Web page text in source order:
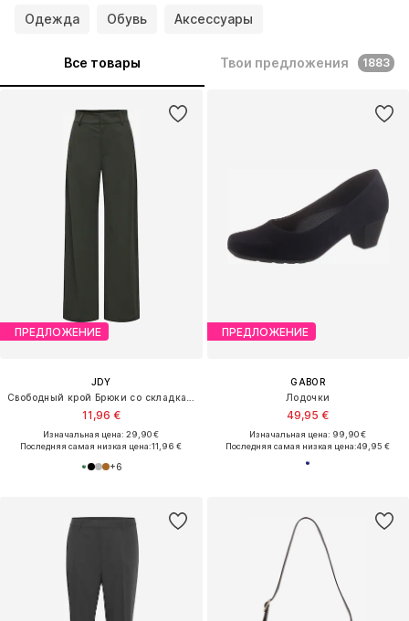
Одежда
Обувь Аксессуары
Все товары Твои предложения 1883
ПРЕДЛОЖЕНИЕ
JDY
11,96 €
Изначальная цена: 29,90 €
Последняя самая низкая цена:11,96 €
+6
ПРЕДЛОЖЕНИЕ
GABOR
Лодочки
49,95 €
Изначальная цена: 99,90 €
Последняя самая низкая цена:49,95 €